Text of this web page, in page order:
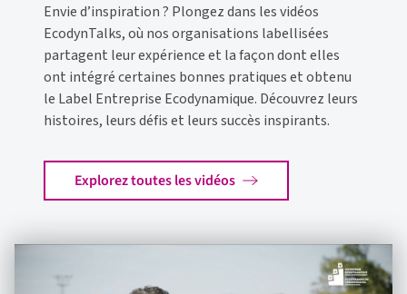
Envie d’inspiration ? Plongez dans lesvidéos
EcodynTalks, où nosorganisations labellisées
partagent leur expérience et la façon dontelles
ont intégrécertaines bonnes pratiques et obtenu
le Label Entreprise Ecodynamique. Découvrez leurs
histoires, leurs défiset leurs succès inspirants.
Explorez toutes les vidéos